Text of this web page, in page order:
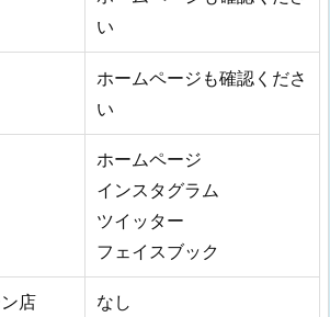
い
ホームページも確認くださ
い
ホームページ
インスタグラム
ツイッター
フェイスブック
店 なし